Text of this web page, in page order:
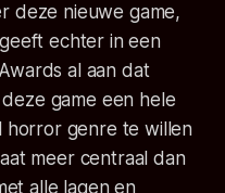
deze nieuwe game,
echter in een
al aan dat
game een hele
horror genre te willen
meer centraal dan
alle lagen en